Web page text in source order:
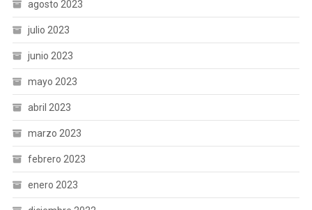
agosto 2023
julio 2023
junio 2023
mayo 2023
abril 2023
marzo 2023
febrero 2023
enero 2023